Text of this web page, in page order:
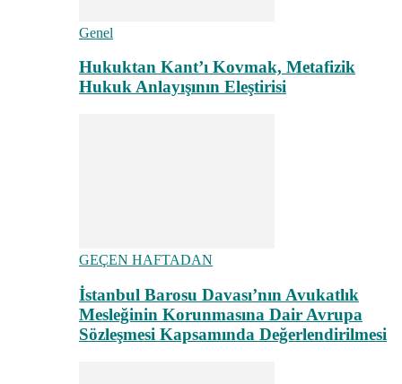
Genel
Hukuktan Kant’ı Kovmak, Metafizik
Hukuk Anlayışının Eleştirisi
GEÇEN HAFTADAN
İstanbul Barosu Davası’nın Avukatlık
Mesleğinin Korunmasına Dair Avrupa
Sözleşmesi Kapsamında Değerlendirilmesi